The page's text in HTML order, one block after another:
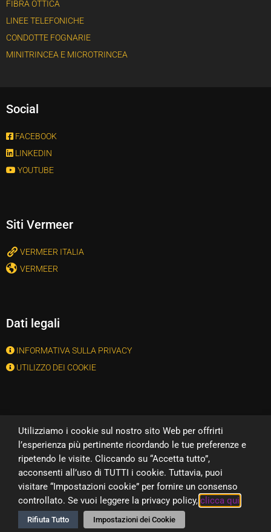
FIBRA OTTICA
LINEE TELEFONICHE
CONDOTTE FOGNARIE
MINITRINCEA E MICROTRINCEA
Social
FACEBOOK
LINKEDIN
YOUTUBE
Siti Vermeer
VERMEER ITALIA
VERMEER
Dati legali
INFORMATIVA SULLA PRIVACY
UTILIZZO DEI COOKIE
Via Adige, 21
37060 Nogarole Rocca (Vr)
+39 045 670 2625
email:info@vermeerrent.it
CF/P.IVA: 04435880234
Utilizziamo i cookie sul nostro sito Web per offrirti
l’esperienza più pertinente ricordando le tue preferenze e
ripetendo le visite. Cliccando su “Accetta tutto”,
acconsenti all’uso di TUTTI i cookie. Tuttavia, puoi
visitare “Impostazioni cookie” per fornire un consenso
controllato. Se vuoi leggere la privacy policy, clicca qui
Rifiuta Tutto Impostazioni dei Cookie